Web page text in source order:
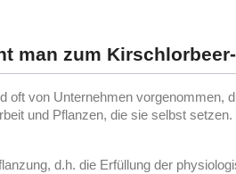
man zum
oft von Unternehmen vorgenommen,
und Pflanzen, die sie selbst
d.h. die Erfüllung der